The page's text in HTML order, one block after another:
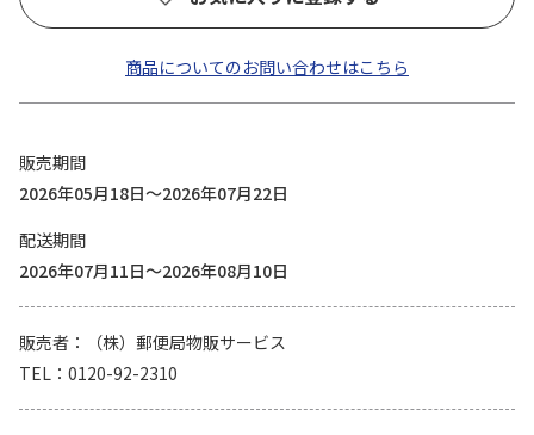
商品についてのお問い合わせはこちら
販売期間
2026年05月18日～2026年07月22日
配送期間
2026年07月11日～2026年08月10日
販売者
（株）郵便局物販サービス
TEL
0120-92-2310